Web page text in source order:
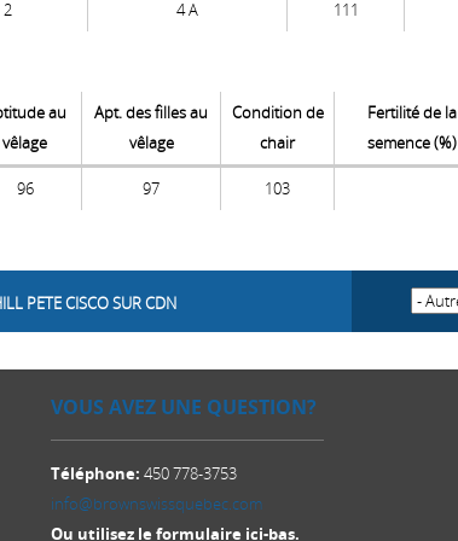
2 4 A 111
au
vêlage
Apt. des filles au
vêlage
Condition de
chair
Fertilité de la
semence (%)
96 97 103
PETE CISCO SUR CDN
VOUS AVEZ UNE QUESTION?
Téléphone: 450 778-3753
info@brownswissquebec.com
Ou utilisez le formulaire ici-bas.